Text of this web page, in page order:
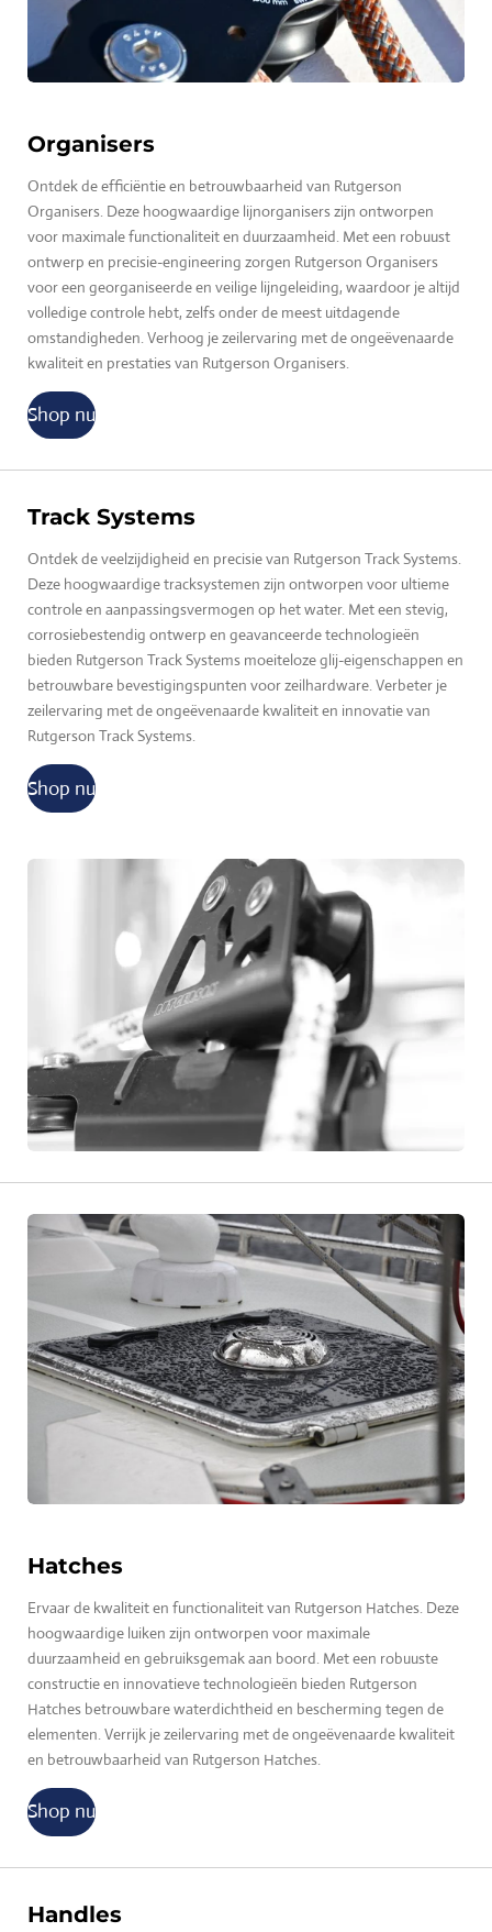
Organisers
Ontdek de efficiëntie en betrouwbaarheid van Rutgerson
Organisers. Deze hoogwaardige lijnorganisers zijn ontworpen
voor maximale functionaliteit en duurzaamheid. Met een robuust
ontwerp en precisie-engineering zorgen Rutgerson Organisers
voor een georganiseerde en veilige lijngeleiding, waardoor je altijd
volledige controle hebt, zelfs onder de meest uitdagende
omstandigheden. Verhoog je zeilervaring met de ongeëvenaarde
kwaliteit en prestaties van Rutgerson Organisers.
Shop nu
Track Systems
Ontdek de veelzijdigheid en precisie van Rutgerson Track Systems.
Deze hoogwaardige tracksystemen zijn ontworpen voor ultieme
controle en aanpassingsvermogen op het water. Met een stevig,
corrosiebestendig ontwerp en geavanceerde technologieën
bieden Rutgerson Track Systems moeiteloze glij-eigenschappen en
betrouwbare bevestigingspunten voor zeilhardware. Verbeter je
zeilervaring met de ongeëvenaarde kwaliteit en innovatie van
Rutgerson Track Systems.
Shop nu
Hatches
Ervaar de kwaliteit en functionaliteit van Rutgerson Hatches. Deze
hoogwaardige luiken zijn ontworpen voor maximale
duurzaamheid en gebruiksgemak aan boord. Met een robuuste
constructie en innovatieve technologieën bieden Rutgerson
Hatches betrouwbare waterdichtheid en bescherming tegen de
elementen. Verrijk je zeilervaring met de ongeëvenaarde kwaliteit
en betrouwbaarheid van Rutgerson Hatches.
Shop nu
Handles